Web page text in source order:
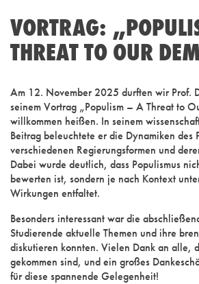
VORTRAG:
THREAT TO OUR
Am 12. November 2025 durften wir Prof.
seinem Vortrag „Populism – A Threat to
willkommen heißen. In seinem
Beitrag beleuchtete er die Dynamiken des
verschiedenen Regierungsformen und
Dabei wurde deutlich, dass Populismus
bewerten ist, sondern je nach Kontext
Wirkungen entfaltet.
Besonders interessant war die
Studierende aktuelle Themen und ihre
diskutieren konnten. Vielen Dank an alle,
gekommen sind, und ein großes
für diese spannende Gelegenheit!